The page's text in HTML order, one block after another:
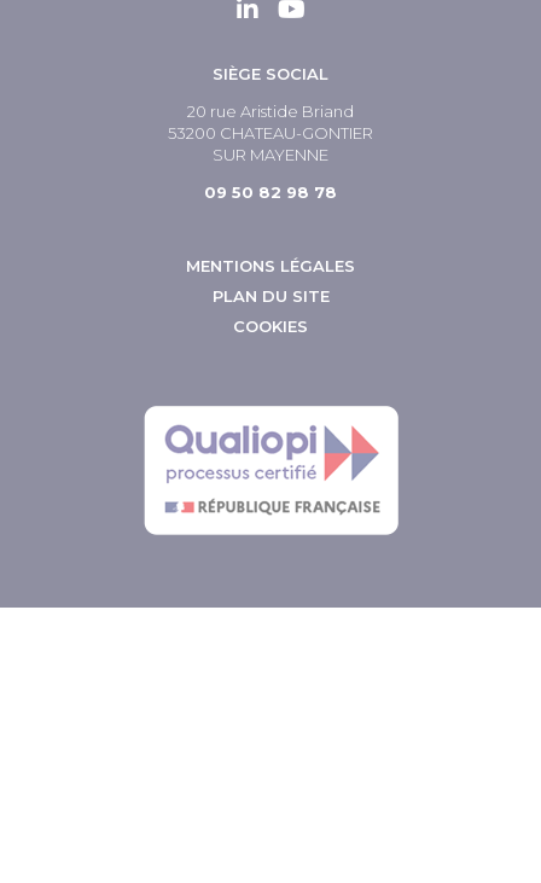
SIÈGE SOCIAL
20 rue Aristide Briand
53200 CHATEAU-GONTIER
SUR MAYENNE
09 50 82 98 78
MENTIONS LÉGALES
PLAN DU SITE
COOKIES